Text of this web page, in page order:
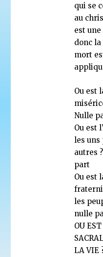
qui se
au
est
donc
mort
Ou est
Nulle
Ou est
les uns
autres
part
Ou est
les
nulle
OU
LA VIE